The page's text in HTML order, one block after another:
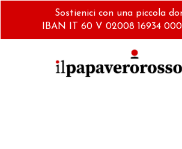
Sostienici con una piccola
IBAN IT 60 V 02008 16934